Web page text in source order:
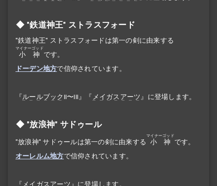
"鉄道神王" ストラスフォード
"鉄道神王" ストラスフォードは第一の剣に由来する
小神
マイナーゴッド
です。
ドーデン地方で信仰されています。
『ルールブックII〜III』『 メイガスアーツ』に登場します。
"放浪神" サドゥール
"放浪神" サドゥールは第一の剣に由来する 小神
マイナーゴッド
です。
オーレルム地方で信仰されています。
『メイガスアーツ』に登場します。